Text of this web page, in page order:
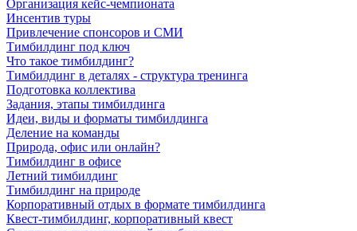
Организация кейс-чемпионата
Инсентив туры
Привлечение спонсоров и СМИ
Тимбилдинг под ключ
Что такое тимбилдинг?
Тимбилдинг в деталях - структура тренинга
Подготовка коллектива
Задания, этапы тимбилдинга
Идеи, виды и форматы тимбилдинга
Деление на команды
Природа, офис или онлайн?
Тимбилдинг в офисе
Летний тимбилдинг
Тимбилдинг на природе
Корпоративный отдых в формате тимбилдинга
Квест-тимбилдинг, корпоративный квест